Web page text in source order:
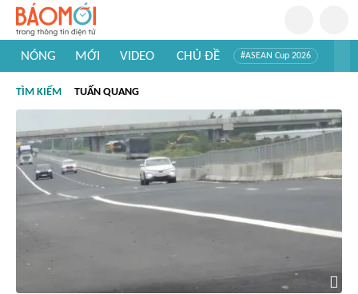
NÓNG MỚI VIDEO CHỦ ĐỀ #ASEAN Cup 2026
#Khám phá thế giới
TÌM KIẾM TUẤN QUANG